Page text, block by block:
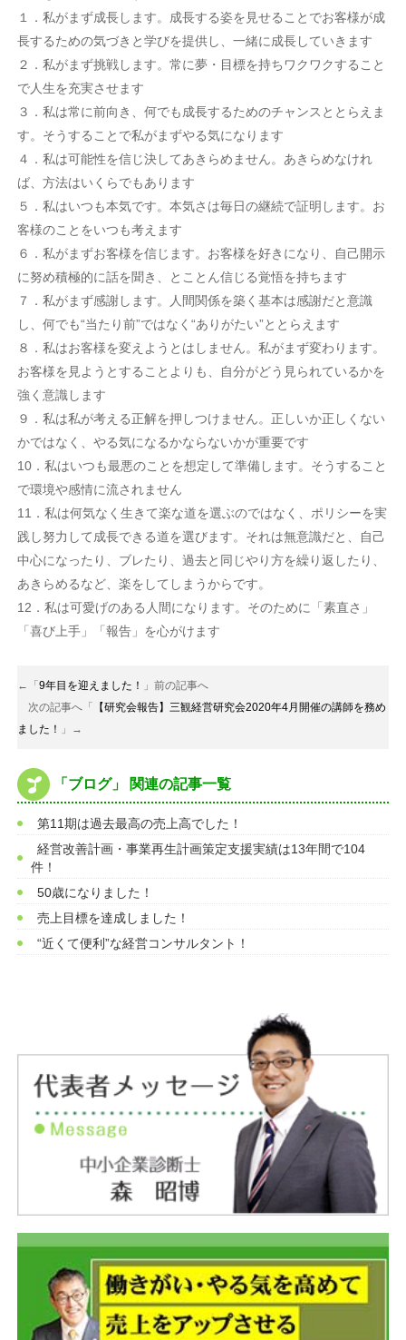
１．私がまず成長します。成長する姿を見せることでお客様が成
長するための気づきと学びを提供し、一緒に成長していきます
２．私がまず挑戦します。常に夢・目標を持ちワクワクすること
で人生を充実させます
３．私は常に前向き、何でも成長するためのチャンスととらえま
す。そうすることで私がまずやる気になります
４．私は可能性を信じ決してあきらめません。あきらめなけれ
ば、方法はいくらでもあります
５．私はいつも本気です。本気さは毎日の継続で証明します。お
客様のことをいつも考えます
６．私がまずお客様を信じます。お客様を好きになり、自己開示
に努め積極的に話を聞き、とことん信じる覚悟を持ちます
７．私がまず感謝します。人間関係を築く基本は感謝だと意識
し、何でも“当たり前”ではなく“ありがたい”ととらえます
８．私はお客様を変えようとはしません。私がまず変わります。
お客様を見ようとすることよりも、自分がどう見られているかを
強く意識します
９．私は私が考える正解を押しつけません。正しいか正しくない
かではなく、やる気になるかならないかが重要です
10．私はいつも最悪のことを想定して準備します。そうすること
で環境や感情に流されません
11．私は何気なく生きて楽な道を選ぶのではなく、ポリシーを実
践し努力して成長できる道を選びます。それは無意識だと、自己
中心になったり、ブレたり、過去と同じやり方を繰り返したり、
あきらめるなど、楽をしてしまうからです。
12．私は可愛げのある人間になります。そのために「素直さ」
「喜び上手」「報告」を心がけます
←「 9年目を迎えました！
」前の記事へ
次の記事へ「
【研究会報告】三観経営研究会2020年4月開催の講師を務め
ました！
」→
「ブログ」 関連の記事一覧
第11期は過去最高の売上高でした！
経営改善計画・事業再生計画策定支援実績は13年間で104
件！
50歳になりました！
売上目標を達成しました！
“近くて便利”な経営コンサルタント！